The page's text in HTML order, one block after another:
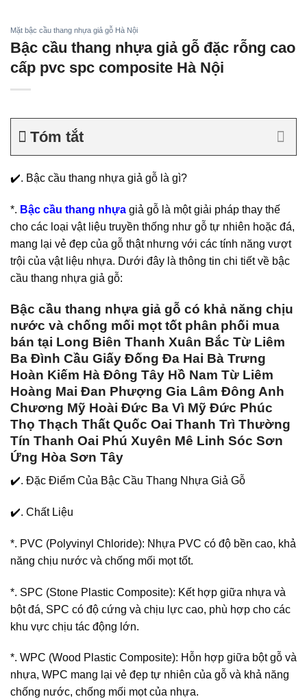
qua
nội
dung
Mặt bậc cầu thang nhựa giả gỗ Hà Nội
Bậc cầu thang nhựa giả gỗ đặc rỗng cao
cấp pvc spc composite Hà Nội
Tóm tắt
✔️. Bậc cầu thang nhựa giả gỗ là gì?
*. Bậc cầu thang nhựa giả gỗ là một giải pháp thay thế
cho các loại vật liệu truyền thống như gỗ tự nhiên hoặc đá,
mang lại vẻ đẹp của gỗ thật nhưng với các tính năng vượt
trội của vật liệu nhựa. Dưới đây là thông tin chi tiết về bậc
cầu thang nhựa giả gỗ:
Bậc cầu thang nhựa giả gỗ có khả năng chịu
nước và chống mối mọt tốt phân phối mua
bán tại Long Biên Thanh Xuân Bắc Từ Liêm
Ba Đình Cầu Giấy Đống Đa Hai Bà Trưng
Hoàn Kiếm Hà Đông Tây Hồ Nam Từ Liêm
Hoàng Mai Đan Phượng Gia Lâm Đông Anh
Chương Mỹ Hoài Đức Ba Vì Mỹ Đức Phúc
Thọ Thạch Thất Quốc Oai Thanh Trì Thường
Tín Thanh Oai Phú Xuyên Mê Linh Sóc Sơn
Ứng Hòa Sơn Tây
✔️. Đặc Điểm Của Bậc Cầu Thang Nhựa Giả Gỗ
✔️. Chất Liệu
*. PVC (Polyvinyl Chloride): Nhựa PVC có độ bền cao, khả
năng chịu nước và chống mối mọt tốt.
*. SPC (Stone Plastic Composite): Kết hợp giữa nhựa và
bột đá, SPC có độ cứng và chịu lực cao, phù hợp cho các
khu vực chịu tác động lớn.
*. WPC (Wood Plastic Composite): Hỗn hợp giữa bột gỗ và
nhựa, WPC mang lại vẻ đẹp tự nhiên của gỗ và khả năng
chống nước, chống mối mọt của nhựa.